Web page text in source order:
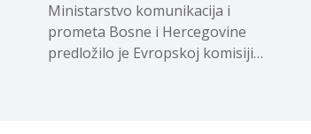
Ministarstvo komunikacija i
prometa Bosne i Hercegovine
predložilo je Evropskoj komisiji